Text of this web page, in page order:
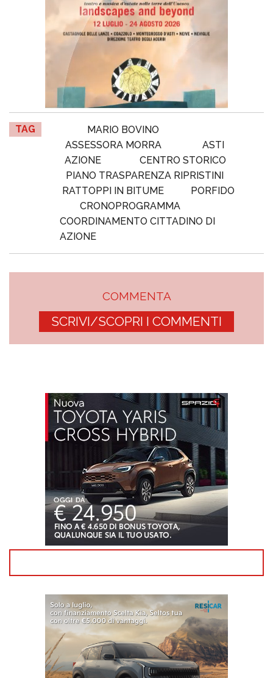
TAG
MARIO BOVINO
ASSESSORA MORRA
ASTI
AZIONE
CENTRO STORICO
PIANO TRASPARENZA RIPRISTINI
RATTOPPI IN BITUME
PORFIDO
CRONOPROGRAMMA
COORDINAMENTO CITTADINO DI
AZIONE
COMMENTA
SCRIVI/SCOPRI I COMMENTI